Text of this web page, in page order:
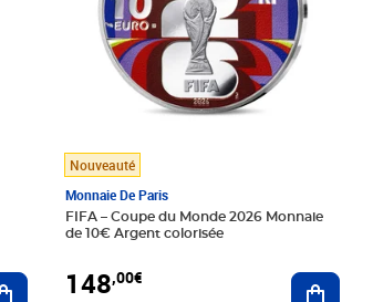
Ajouter au panier
Nouveauté
Monnaie De Paris
FIFA – Coupe du Monde 2026 Monnaie
de 10€ Argent colorisée
148,00€